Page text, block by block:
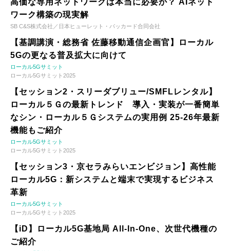
高価な専用ネットワークは本当に必要か？ AIネット
ワーク構築の現実解
SB C&S株式会社／日本ヒューレット・パッカード合同会社
【基調講演・総務省 佐藤移動通信企画官】ローカル
5Gの更なる普及拡大に向けて
ローカル5Gサミット
ローカル5Gサミット2025
【セッション2・スリーダブリュー/SMFLレンタル】
ローカル５Ｇの最新トレンド 導入・実装が一番簡単
なシン・ローカル５Ｇシステムの実用例 25-26年最新
機能もご紹介
ローカル5Gサミット
ローカル5Gサミット2025
【セッション3・京セラみらいエンビジョン】高性能
ローカル5G：新システムと端末で実現するビジネス
革新
ローカル5Gサミット
ローカル5Gサミット2025
【iD】ローカル5G基地局 All-In-One、次世代機種の
ご紹介